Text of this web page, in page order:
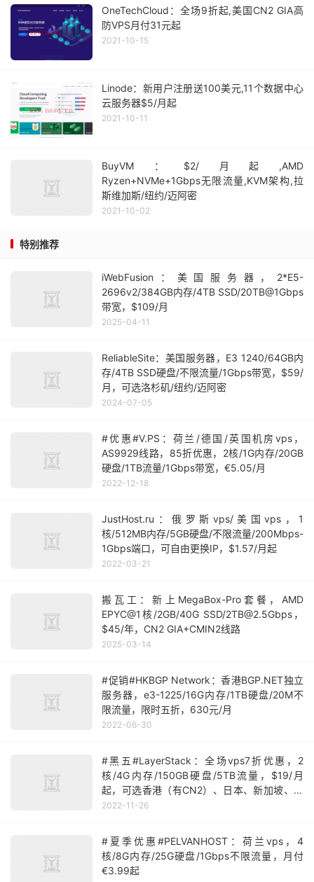
OneTechCloud：全场9折起,美国CN2 GIA高
防VPS月付31元起
2021-10-15
Linode：新用户注册送100美元,11个数据中心
云服务器$5/月起
2021-10-11
BuyVM：$2/月起,AMD
Ryzen+NVMe+1Gbps无限流量,KVM架构,拉
斯维加斯/纽约/迈阿密
2021-10-02
特别推荐
iWebFusion：美国服务器，2*E5-
2696v2/384GB内存/4TB SSD/20TB@1Gbps
带宽，$109/月
2025-04-11
ReliableSite：美国服务器，E3 1240/64GB内
存/4TB SSD硬盘/不限流量/1Gbps带宽，$59/
月，可选洛杉矶/纽约/迈阿密
2024-07-05
#优惠#V.PS：荷兰/德国/英国机房vps，
AS9929线路，85折优惠，2核/1G内存/20GB
硬盘/1TB流量/1Gbps带宽，€5.05/月
2022-12-18
JustHost.ru：俄罗斯vps/美国vps，1
核/512MB内存/5GB硬盘/不限流量/200Mbps-
1Gbps端口，可自由更换IP，$1.57/月起
2022-03-21
搬瓦工：新上MegaBox-Pro套餐，AMD
EPYC@1核/2GB/40G SSD/2TB@2.5Gbps，
$45/年，CN2 GIA+CMIN2线路
2025-03-14
#促销#HKBGP Network：香港BGP.NET独立
服务器，e3-1225/16G内存/1TB硬盘/20M不
限流量，限时五折，630元/月
2022-06-30
#黑五#LayerStack：全场vps7折优惠，2
核/4G内存/150GB硬盘/5TB流量，$19/月
起，可选香港（有CN2）、日本、新加坡、洛
杉矶等机房
2022-11-26
#夏季优惠#PELVANHOST：荷兰vps，4
核/8G内存/25G硬盘/1Gbps不限流量，月付
€3.99起